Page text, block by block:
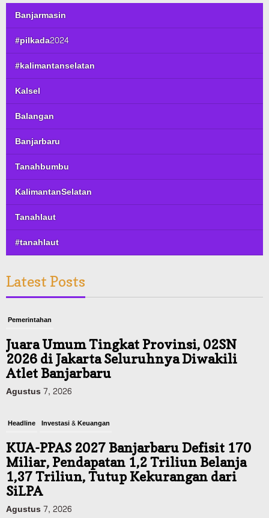
Banjarmasin
#pilkada2024
#kalimantanselatan
Kalsel
Balangan
Banjarbaru
Tanahbumbu
KalimantanSelatan
Tanahlaut
#tanahlaut
Latest Posts
Pemerintahan
Juara Umum Tingkat Provinsi, 02SN
2026 di Jakarta Seluruhnya Diwakili
Atlet Banjarbaru
Agustus 7, 2026
Headline Investasi & Keuangan
KUA-PPAS 2027 Banjarbaru Defisit 170
Miliar, Pendapatan 1,2 Triliun Belanja
1,37 Triliun, Tutup Kekurangan dari
SiLPA
Agustus 7, 2026